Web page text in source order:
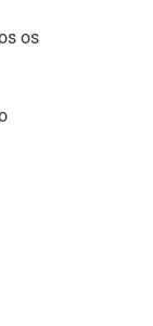
os